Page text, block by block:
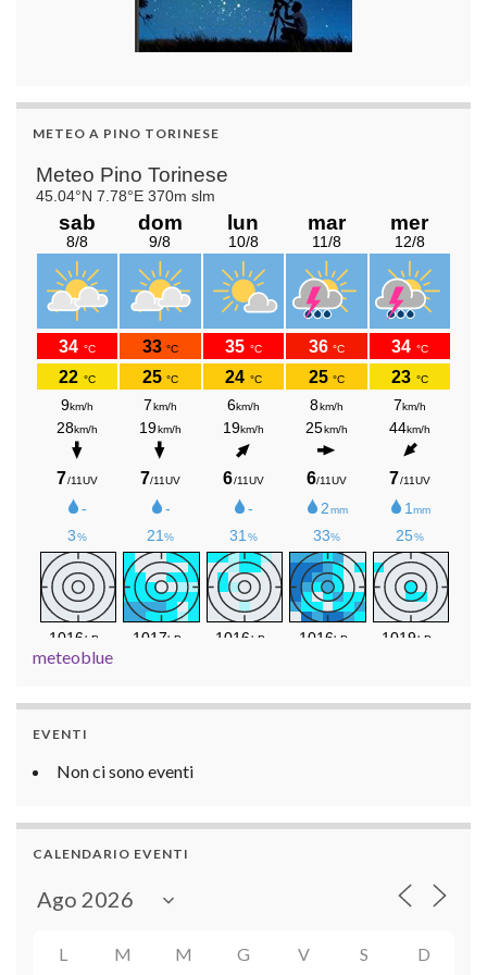
METEO A PINO TORINESE
meteoblue
EVENTI
Non ci sono eventi
CALENDARIO EVENTI
L M M G V S D